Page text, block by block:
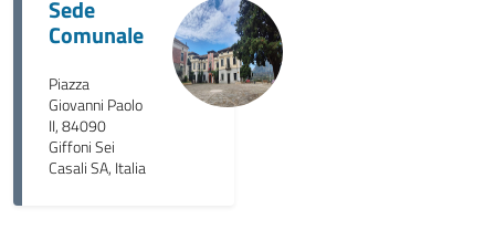
Sede
Comunale
Piazza
Giovanni Paolo
II, 84090
Giffoni Sei
Casali SA, Italia